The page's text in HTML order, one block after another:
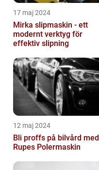
17 maj 2024
Mirka slipmaskin - ett
modernt verktyg för
effektiv slipning
12 maj 2024
Bli proffs på bilvård med
Rupes Polermaskin